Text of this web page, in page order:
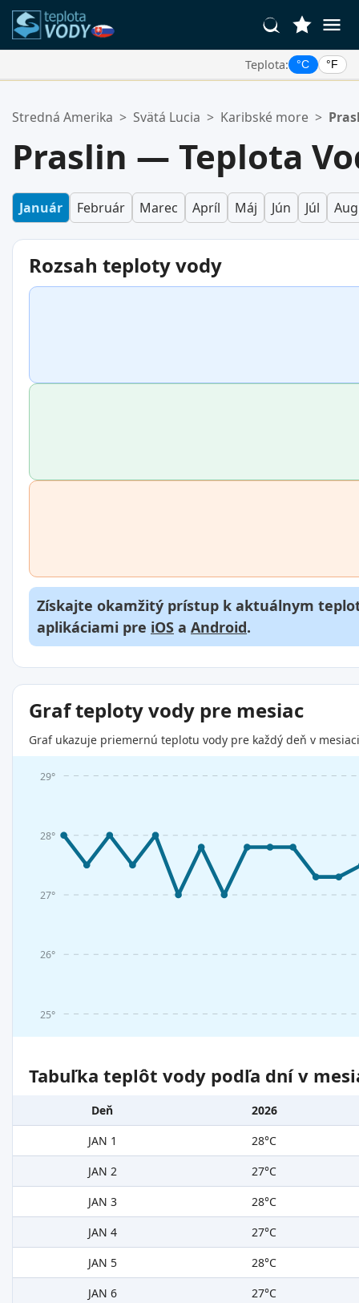
Teplota: °C °F
Váš zoznam obľúbených je prázdny.
Stredná Amerika > Svätá Lucia > Karibské more >
Praslin — Teplota
Január Február Marec Apríl Máj Jún Júl
Rozsah teploty vody
Získajte okamžitý prístup k aktuálnym
aplikáciami pre iOS a Android.
Graf teploty vody pre mesiac
Graf ukazuje priemernú teplotu vody pre každý deň v
25°
26°
27°
28°
29°
Tabuľka teplôt vody podľa dní v
Deň
2026
JAN 1
28°C
JAN 2
27°C
JAN 3
28°C
JAN 4
27°C
JAN 5
28°C
JAN 6
27°C